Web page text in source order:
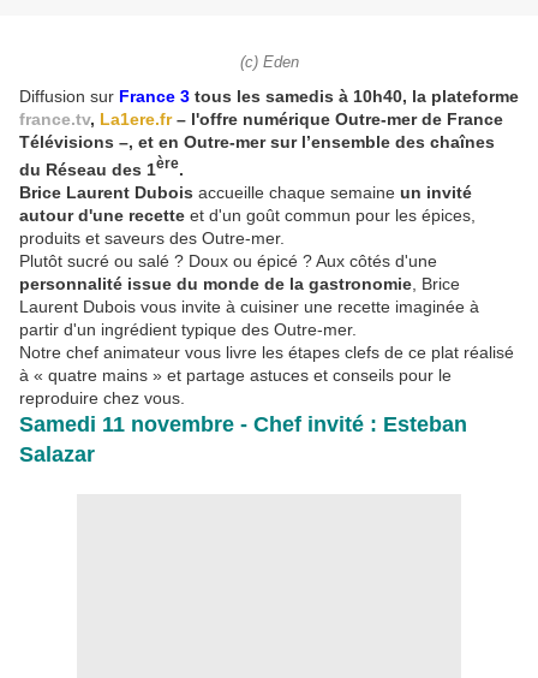
(c) Eden
Diffusion sur France 3 tous les samedis à 10h40, la plateforme
france.tv, La1ere.fr– l'offre numérique Outre-mer de France
Télévisions –, et en Outre-mer sur l’ensemble des chaînes
du Réseau des 1ère.
Brice Laurent Dubois accueille chaque semaine un invité
autour d'une recette et d'un goût commun pour les épices,
produits et saveurs des Outre-mer.
Plutôt sucré ou salé ? Doux ou épicé ? Aux côtés d'une
personnalité issue du monde de la gastronomie , Brice
Laurent Dubois vous invite à cuisiner une recette imaginée à
partir d'un ingrédient typique des Outre-mer.
Notre chef animateur vous livre les étapes clefs de ce plat réalisé
à « quatre mains » et partage astuces et conseils pour le
reproduire chez vous.
Samedi 11 novembre - Chef invité : Esteban
Salazar